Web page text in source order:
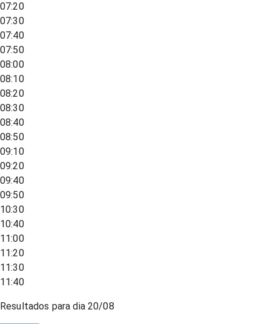
07:20
07:30
07:40
07:50
08:00
08:10
08:20
08:30
08:40
08:50
09:10
09:20
09:40
09:50
10:30
10:40
11:00
11:20
11:30
11:40
Resultados para dia20/08